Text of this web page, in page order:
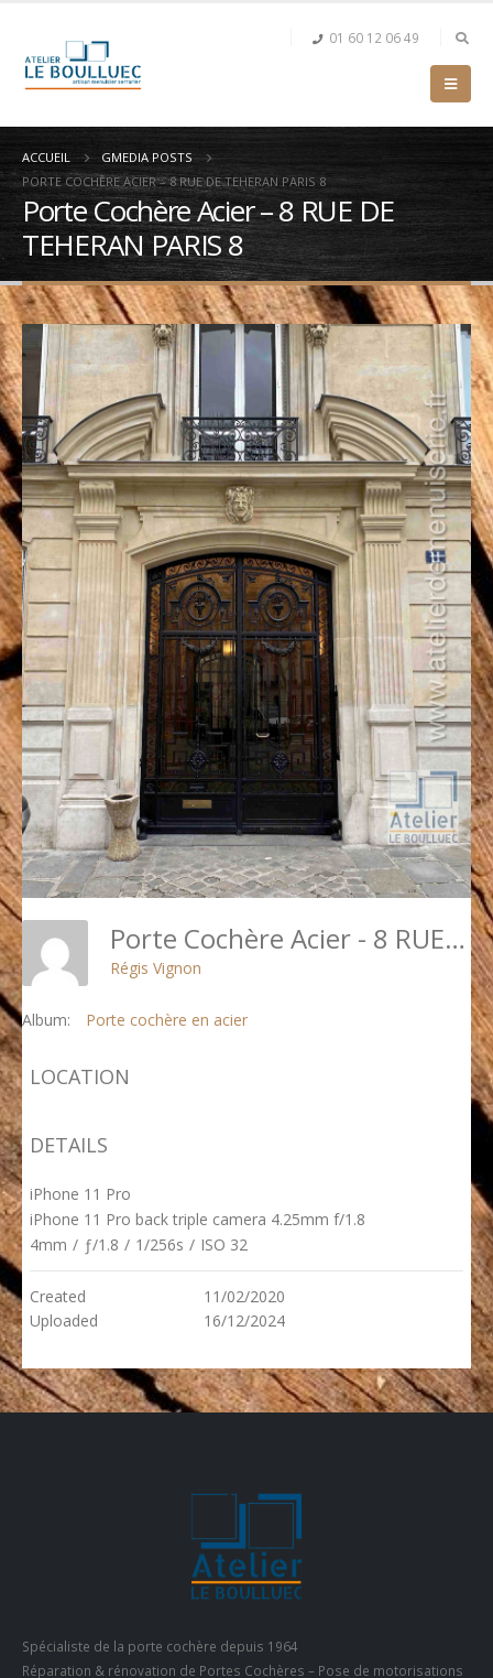
01 60 12 06 49
ACCUEIL
GMEDIA POSTS
PORTE COCHÈRE ACIER – 8 RUE DE TEHERAN PARIS 8
Porte Cochère Acier – 8 RUE DE
TEHERAN PARIS 8
Porte Cochère Acier - 8 RUE DE TEHERAN PARIS 8
Régis Vignon
Album: Porte cochère en acier
LOCATION
DETAILS
iPhone 11 Pro
iPhone 11 Pro back triple camera 4.25mm f/1.8
4mm / ƒ/1.8 / 1/256s / ISO 32
Created
11/02/2020
Uploaded
16/12/2024
Spécialiste de la porte cochère depuis 1964
Réparation & rénovation de Portes Cochères – Pose de motorisations